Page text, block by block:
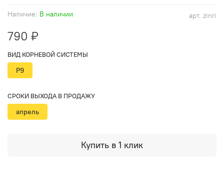
арт. zinri
Наличие: В наличии
790 ₽
Купить в 1 клик
ВИД КОРНЕВОЙ СИСТЕМЫ
Р9
СРОКИ ВЫХОДА В ПРОДАЖУ
апрель